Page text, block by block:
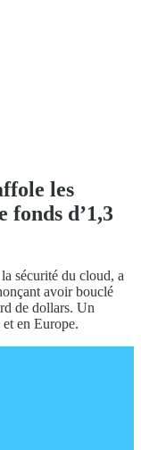
les
fonds d’1,3
sécurité du cloud, a
avoir bouclé
de dollars. Un
en Europe.